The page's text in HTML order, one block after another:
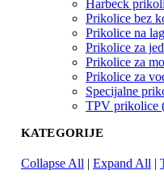
Harbeck
Prikolice bez
Prikolice na
Prikolice za
Prikolice za
Prikolice za
Specijalne
TPV prikolice
KATEGORIJE
Collapse All | Expand All |